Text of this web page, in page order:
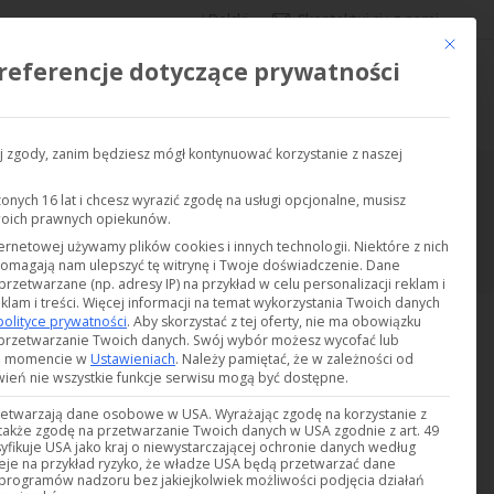
Polski Skontaktuj się z nami
POPROŚ O DEMO
Jesteś tutaj:
Strona główna
Ce
dotyczące prywatności
zanim będziesz mógł kontynuować korzystanie z naszej
16 lat i chcesz wyrazić zgodę na usługi opcjonalne, musisz
prawnych opiekunów.
używamy plików cookies i innych technologii. Niektóre z nich
nam ulepszyć tę witrynę i Twoje doświadczenie. Dane
(np. adresy IP) na przykład w celu personalizacji reklam i
i treści. Więcej informacji na temat wykorzystania Twoich danych
prywatności. Aby skorzystać z tej oferty, nie ma obowiązku
Twoich danych. Swój wybór możesz wycofać lub
momencie wUstawieniach. Należy pamiętać, że w zależności od
nie wszystkie funkcje serwisu mogą być dostępne.
dane osobowe w USA. Wyrażając zgodę na korzystanie z
zgodę na przetwarzanie Twoich danych w USA zgodnie z art. 49
USA jako kraj o niewystarczającej ochronie danych według
na przykład ryzyko, że władze USA będą przetwarzać dane
nadzoru bez jakiejkolwiek możliwości podjęcia działań